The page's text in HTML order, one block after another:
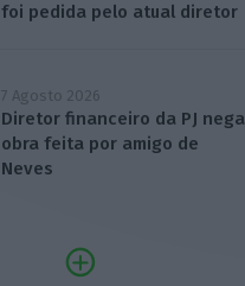
foi pedida pelo atual diretor
7 Agosto 2026
Diretor financeiro da PJ nega
obra feita por amigo de
Neves